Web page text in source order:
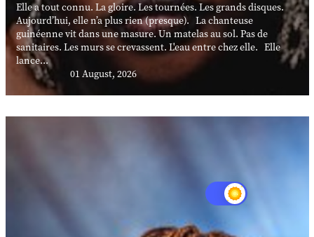
Elle a tout connu. La gloire. Les tournées. Les grands disques.
Aujourd’hui, elle n’a plus rien (presque). La chanteuse
guinéenne vit dans une masure. Un matelas au sol. Pas de
sanitaires. Les murs se crevassent. L'eau entre chez elle. Elle
lance...
01 August, 2026